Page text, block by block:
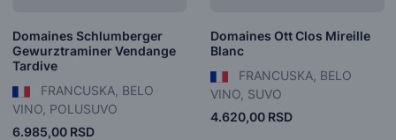
Domaines Schlumberger
Gewurztraminer Vendange
Tardive
FRANCUSKA, BELO
VINO, POLUSUVO
6.985,00 RSD
Domaines Ott Clos Mireille
Blanc
FRANCUSKA, BELO
VINO, SUVO
4.620,00 RSD